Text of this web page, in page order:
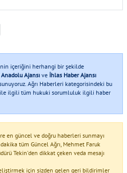
içeriğini herhangi bir şekilde
Anadolu Ajansı ve İhlas Haber Ajansı
Ağrı Haberleri kategorisindeki bu
ilgili tüm hukuki sorumluluk ilgili haber
en güncel ve doğru haberleri sunmayı
tüm Güncel Ağrı, Mehmet Faruk
Tekin’den dikkat çeken veda mesajı
için sizden gelen geri bildirimler